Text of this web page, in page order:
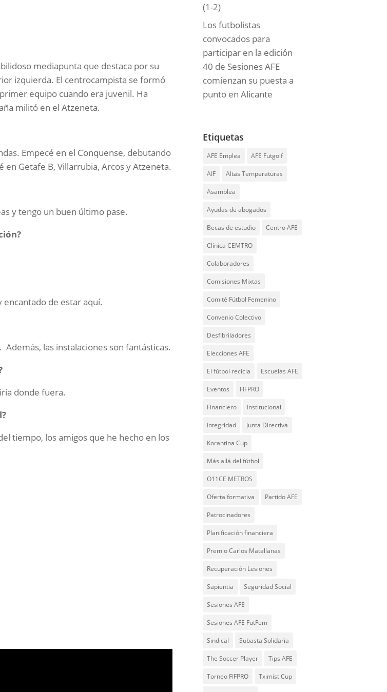
mediapunta que destaca por su
izquierda. El centrocampista se formó
equipo cuando era juvenil. Ha
militó en el Atzeneta.
Empecé en el Conquense, debutando
Getafe B, Villarrubia, Arcos y Atzeneta.
y tengo un buen último pase.
de estar aquí.
las instalaciones son fantásticas.
donde fuera.
tiempo, los amigos que he hecho en los
(1-2)
Los futbolistas
convocados para
participar en la edición
40 de Sesiones AFE
comienzan su puesta a
punto en Alicante
Etiquetas
AFE Emplea AFE Futgolf
AIF Altas Temperaturas
Asamblea
Ayudas de abogados
Becas de estudio Centro AFE
Clínica CEMTRO
Colaboradores
Comisiones Mixtas
Comité Fútbol Femenino
Convenio Colectivo
Desfibriladores
Elecciones AFE
El fútbol recicla Escuelas AFE
Eventos FIFPRO
Financiero Institucional
Integridad Junta Directiva
Korantina Cup
Más allá del fútbol
O11CE METROS
Oferta formativa Partido AFE
Patrocinadores
Planificación financiera
Premio Carlos Matallanas
Recuperación Lesiones
Sapientia Seguridad Social
Sesiones AFE
Sesiones AFE FutFem
Sindical Subasta Solidaria
The Soccer Player Tips AFE
Torneo FIFPRO Tximist Cup